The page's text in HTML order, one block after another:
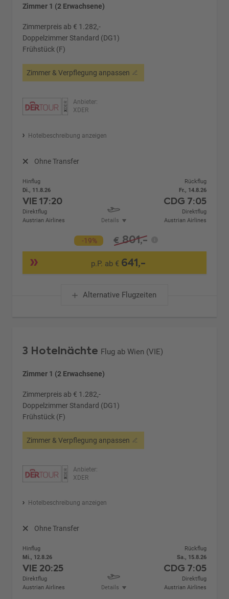
Zimmer 1 (2 Erwachsene)
Zimmerpreis ab € 1.282,-
Doppelzimmer Standard (DG1)
Frühstück (F)
Zimmer & Verpflegung anpassen
Anbieter:
XDER
Hotelbeschreibung anzeigen
Ohne Transfer
Hinflug
Di., 11.8.26
VIE17:20
Direktflug
Austrian Airlines
Details
Rückflug
Fr., 14.8.26
CDG 7:05
Direktflug
Austrian Airlines
-19% € 801,-
p.P. ab € 641,-
Alternative Flugzeiten
3 Hotelnächte Flug ab Wien (VIE)
Zimmer 1 (2 Erwachsene)
Zimmerpreis ab € 1.282,-
Doppelzimmer Standard (DG1)
Frühstück (F)
Zimmer & Verpflegung anpassen
Anbieter:
XDER
Hotelbeschreibung anzeigen
Ohne Transfer
Hinflug
Mi., 12.8.26
VIE 20:25
Direktflug
Austrian Airlines
Details
Rückflug
Sa., 15.8.26
CDG 7:05
Direktflug
Austrian Airlines